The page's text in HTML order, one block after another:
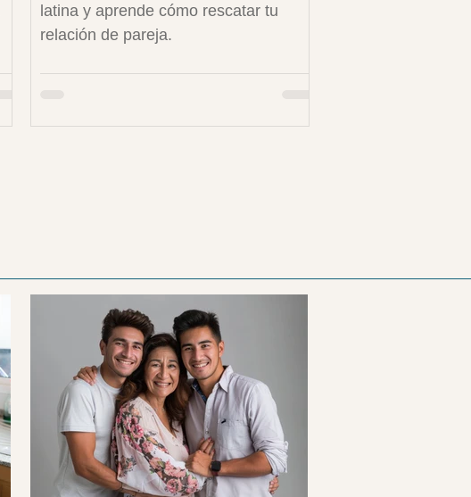
latina y aprende cómo rescatar tu
relación de pareja.